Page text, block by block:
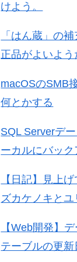
けよう。
「はん蔵」の
正品がよいよう
macOSのSMB
何とかする
SQL Serverデ
ーカルにバック
【日記】見上
ズカケノキとユ
【Web開発】
テーブルの更新